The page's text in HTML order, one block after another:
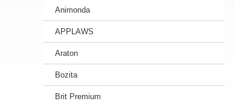
Animonda
APPLAWS
Araton
Bozita
Brit Premium